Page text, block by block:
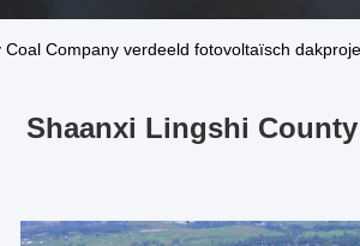
Company verdeeld fotovoltaïsch
Shaanxi Lingshi